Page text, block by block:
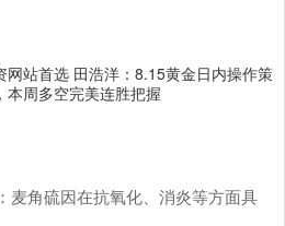
网站首选 田浩洋：8.15黄金日内操作策
本周多空完美连胜把握
麦角硫因在抗氧化、消炎等方面具